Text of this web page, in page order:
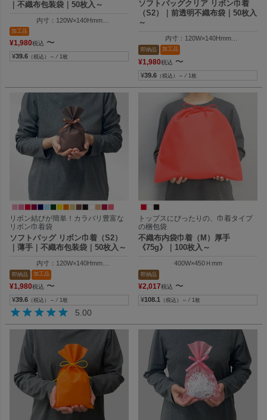
｜不織布包装袋｜50枚入～
内寸：120W×140Hmm
加工品
¥1,980税込 〜
¥39.6 （税込）～ ⁄ 1枚
ソフトバッグクリア リボン巾着
（S2）｜前透明不織布袋｜50枚入
～
内寸：120W×140Hmm
外寸：120W×200Hmm
即納品 加工品
¥1,980税込 〜
¥39.6 （税込）～ ⁄ 1枚
リボン結びが簡単！カラバリ豊富な
リボン巾着袋
ソフトバッグ リボン巾着（S2）
｜薄手｜不織布包装袋｜50枚入～
内寸：120W×140Hmm
外寸：120W×200Hmm
即納品 加工品
¥1,980税込 〜
¥39.6 （税込）～ ⁄ 1枚
5.00
トップスにぴったりの、巾着タイプ
の梱包袋
不織布内袋巾着（M）厚手
《75g》｜100枚入～
400W×450Ｈmm
即納品
¥2,017税込 〜
¥108.1 （税込）～ ⁄ 1枚